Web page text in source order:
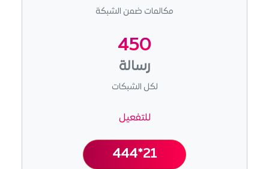
مكالمات ضمن الشبكة
450
رسالة
لكل الشبكات
للتفعيل
444*21